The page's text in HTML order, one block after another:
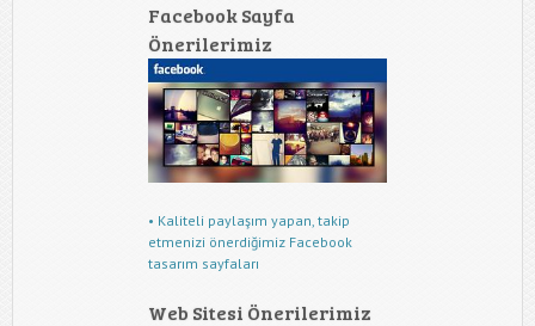
Facebook Sayfa
Önerilerimiz
• Kaliteli paylaşım yapan, takip
etmenizi önerdiğimiz Facebook
tasarım sayfaları
Web Sitesi Önerilerimiz